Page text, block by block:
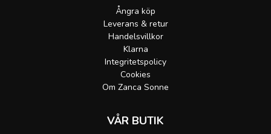
Ångra köp
Leverans & retur
Handelsvillkor
Klarna
Integritetspolicy
Cookies
Om Zanca Sonne
VÅR BUTIK